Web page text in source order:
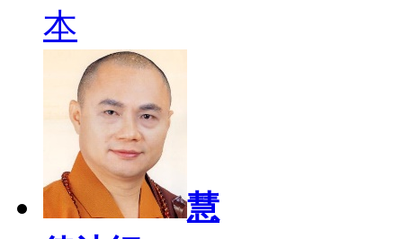
本
慧